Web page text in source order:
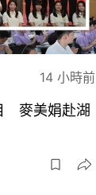
14 小時前
麥美娟赴湖